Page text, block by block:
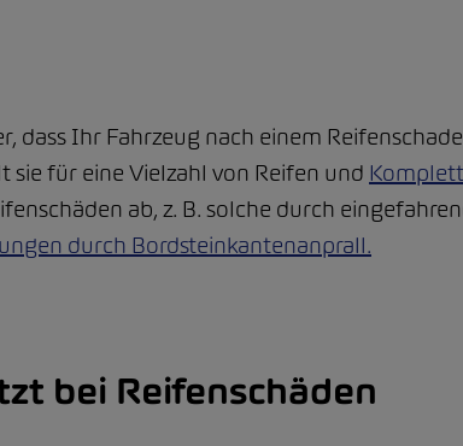
dass Ihr Fahrzeug nach einem
sie für eine Vielzahl von Reifen und
ab, z. B. solche durch
durch Bordsteinkantenanprall.
bei Reifenschäden